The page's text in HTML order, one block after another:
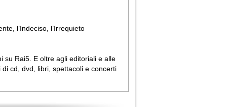
l’Indeciso, l’Irrequieto
su Rai5. E oltre agli editoriali e alle
cd, dvd, libri, spettacoli e concerti